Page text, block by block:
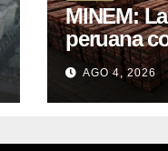
MINEM:
peruana
76.1% del
AGO 4, 2026